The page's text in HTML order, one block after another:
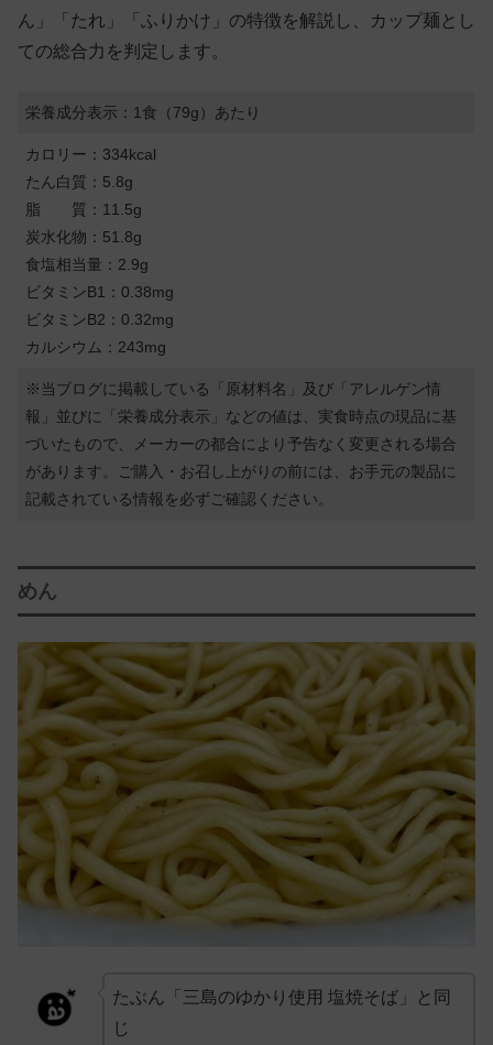
ん」「たれ」「ふりかけ」の特徴を解説し、カップ麺とし
ての総合力を判定します。
栄養成分表示：1食（79g）あたり
カロリー：334kcal
たん白質：5.8g
脂 質：11.5g
炭水化物：51.8g
食塩相当量：2.9g
ビタミンB1：0.38mg
ビタミンB2：0.32mg
カルシウム：243mg
※当ブログに掲載している「原材料名」及び「アレルゲン情
報」並びに「栄養成分表示」などの値は、実食時点の現品に基
づいたもので、メーカーの都合により予告なく変更される場合
があります。ご購入・お召し上がりの前には、お手元の製品に
記載されている情報を必ずご確認ください。
めん
たぶん「三島のゆかり使用 塩焼そば」と同
じ